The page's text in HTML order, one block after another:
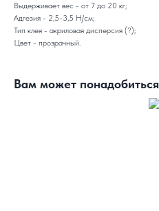
Выдерживает вес - от 7 до 20 кг;
Адгезия - 2,5-3,5 Н/см;
Тип клея - акриловая дисперсия (?);
Цвет - прозрачный.
Вам может понадобиться